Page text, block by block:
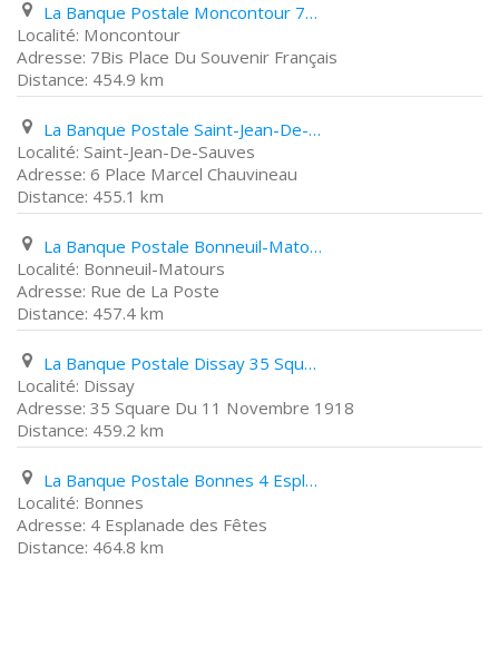
La Banque Postale Moncontour 7Bis Place Du Souvenir Français
Moncontour
7Bis Place Du Souvenir Français
454.9 km
La Banque Postale Saint-Jean-De-Sauves 6 Place Marcel Chauvineau
Saint-Jean-De-Sauves
6 Place Marcel Chauvineau
455.1 km
La Banque Postale Bonneuil-Matours Rue de La Poste
Bonneuil-Matours
Rue de La Poste
457.4 km
La Banque Postale Dissay 35 Square Du 11 Novembre 1918
Dissay
35 Square Du 11 Novembre 1918
459.2 km
La Banque Postale Bonnes 4 Esplanade des Fêtes
Bonnes
4 Esplanade des Fêtes
464.8 km